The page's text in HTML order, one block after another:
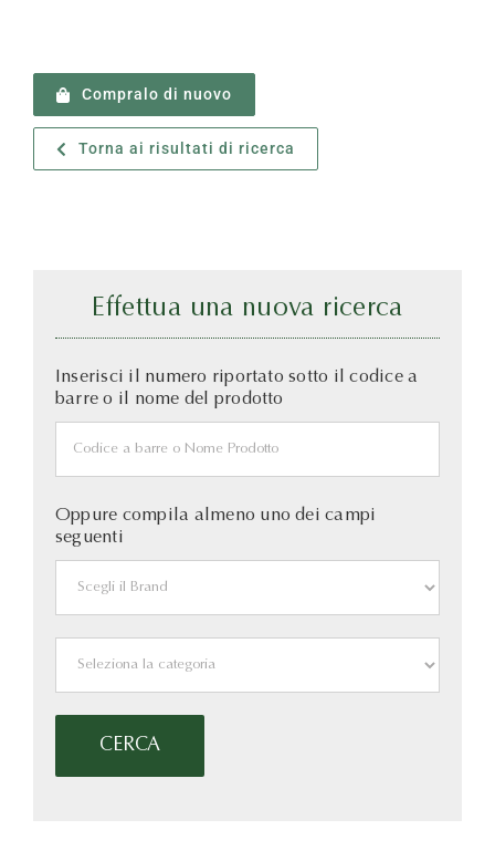
Compralo di nuovo
Torna ai risultati di ricerca
Effettua una nuova ricerca
Inserisci il numero riportato sotto il codice a
barre o il nome del prodotto
Oppure compila almeno uno dei campi
seguenti